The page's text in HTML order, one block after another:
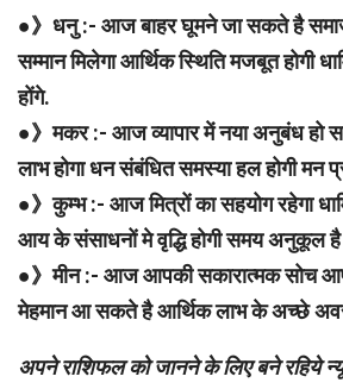
●》धनु :- आज बाहर घूमने जा सकते है
सम्मान मिलेगा आर्थिक स्थिति मजबूत होगी
होंगे.
●》मकर :- आज व्यापार में नया अनुबंध हो
लाभ होगा धन संबंधित समस्या हल होगी मन
●》कुम्भ :- आज मित्रों का सहयोग रहेगा
आय के संसाधनों मे वृद्धि होगी समय अनुकूल है
●》मीन :- आज आपकी सकारात्मक सोच
मेहमान आ सकते है आर्थिक लाभ के अच्छे
अपने राशिफल को जानने के लिए बने रहिये